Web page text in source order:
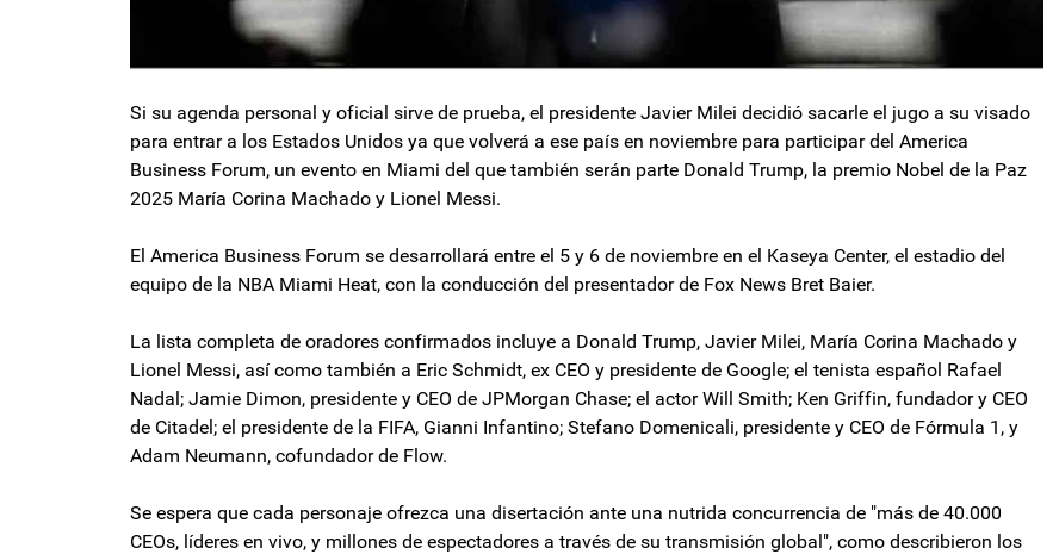
Si su agenda personal y oficial sirve de prueba, el presidente Javier Milei decidió sacarle el jugo a su visado
para entrar a los Estados Unidos ya que volverá a ese país en noviembre para participar del America
Business Forum, un evento en Miami del que también serán parte Donald Trump, la premio Nobel de la Paz
2025 María Corina Machado y Lionel Messi.
El America Business Forum se desarrollará entre el 5 y 6 de noviembre en el Kaseya Center, el estadio del
equipo de la NBA Miami Heat, con la conducción del presentador de Fox News Bret Baier.
La lista completa de oradores confirmados incluye a Donald Trump, Javier Milei, María Corina Machado y
Lionel Messi, así como también a Eric Schmidt, ex CEO y presidente de Google; el tenista español Rafael
Nadal; Jamie Dimon, presidente y CEO de JPMorgan Chase; el actor Will Smith; Ken Griffin, fundador y CEO
de Citadel; el presidente de la FIFA, Gianni Infantino; Stefano Domenicali, presidente y CEO de Fórmula 1, y
Adam Neumann, cofundador de Flow.
Se espera que cada personaje ofrezca una disertación ante una nutrida concurrencia de "más de 40.000
CEOs, líderes en vivo, y millones de espectadores a través de su transmisión global", como describieron los